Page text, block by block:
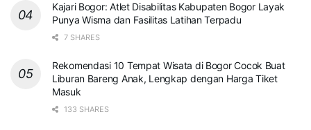
Kajari Bogor: Atlet Disabilitas Kabupaten Bogor Layak
Punya Wisma dan Fasilitas Latihan Terpadu
7 SHARES
Rekomendasi 10 Tempat Wisata di Bogor Cocok Buat
Liburan Bareng Anak, Lengkap dengan Harga Tiket
Masuk
133 SHARES